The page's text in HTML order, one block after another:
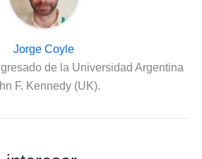
Jorge Coyle
de la Universidad Argentina
F. Kennedy (UK).